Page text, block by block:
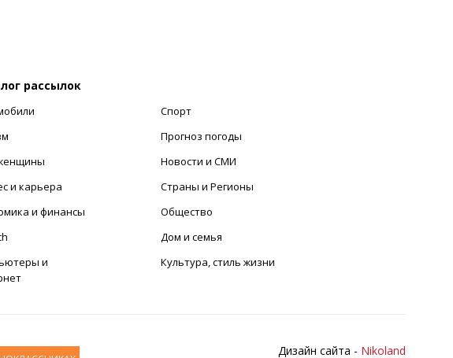
рассылок
и карьера
и финансы
и
Спорт
Прогноз погоды
Новости и СМИ
Страны и Регионы
Общество
Дом и семья
Культура, стиль жизни
Дизайн сайта - Nikoland